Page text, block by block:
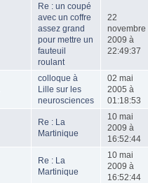
Re : un coupé
avec un coffre
assez grand
pour mettre un
fauteuil
roulant
22
novembre
2009 à
22:49:37
colloque à
Lille sur les
neurosciences
02 mai
2005 à
01:18:53
Re : La
Martinique
10 mai
2009 à
16:52:44
Re : La
Martinique
10 mai
2009 à
16:52:44